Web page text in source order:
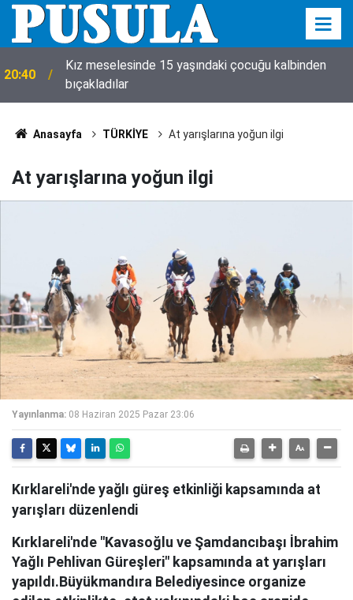
20:35 Komşuda, çalışmak 10 gün yasaklandı!
Anasayfa TÜRKİYE At yarışlarına yoğun ilgi
At yarışlarına yoğun ilgi
Yayınlanma: 08 Haziran 2025 Pazar 23:06
Kırklareli'nde yağlı güreş etkinliği kapsamında at
yarışları düzenlendi
Kırklareli'nde "Kavasoğlu ve Şamdancıbaşı İbrahim
Yağlı Pehlivan Güreşleri" kapsamında at yarışları
yapıldı.Büyükmandıra Belediyesince organize